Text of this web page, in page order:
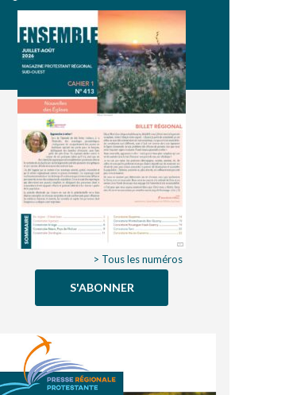
> Tous les numéros
S'ABONNER